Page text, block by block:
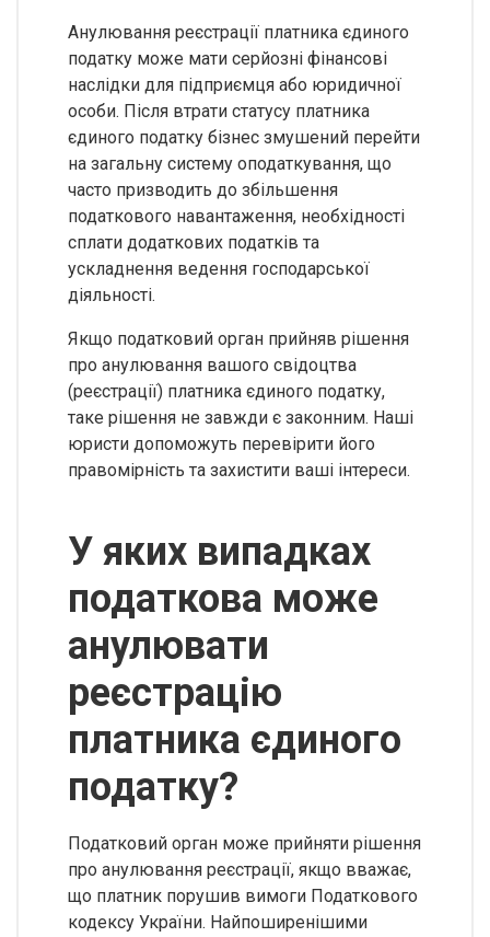
Анулювання реєстрації платника єдиного
податку може мати серйозні фінансові
наслідки для підприємця або юридичної
особи. Після втрати статусу платника
єдиного податку бізнес змушений перейти
на загальну систему оподаткування, що
часто призводить до збільшення
податкового навантаження, необхідності
сплати додаткових податків та
ускладнення ведення господарської
діяльності.
Якщо податковий орган прийняв рішення
про анулювання вашого свідоцтва
(реєстрації) платника єдиного податку,
таке рішення не завжди є законним. Наші
юристи допоможуть перевірити його
правомірність та захистити ваші інтереси.
У яких випадках
податкова може
анулювати
реєстрацію
платника єдиного
податку?
Податковий орган може прийняти рішення
про анулювання реєстрації, якщо вважає,
що платник порушив вимоги Податкового
кодексу України. Найпоширенішими